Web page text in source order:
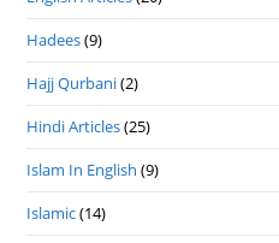
Hadees(9)
Hajj Qurbani(2)
Hindi Articles(25)
Islam In English (9)
Islamic(14)